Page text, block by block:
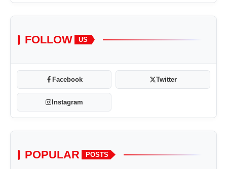
FOLLOW US
Facebook Twitter
Instagram
POPULAR POSTS